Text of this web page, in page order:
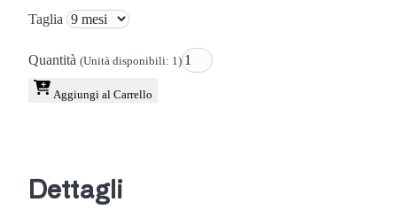
Taglia
Quantità (Unità disponibili: 1)
Aggiungi al Carrello
Dettagli